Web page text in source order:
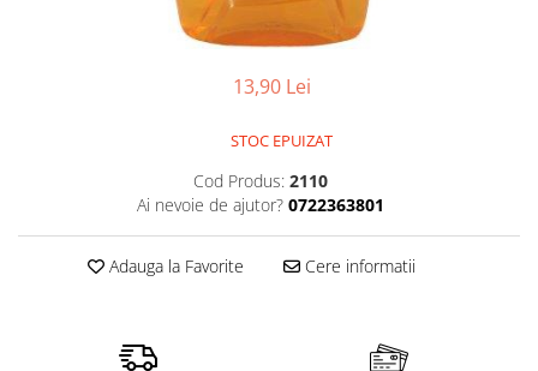
Deodorante si antiperspirante
Spuma si saruri de baie
Servetele umede
13,90 Lei
STOC EPUIZAT
Cod Produs: 2110
Ai nevoie de ajutor? 0722363801
Adauga la Favorite Cere informatii